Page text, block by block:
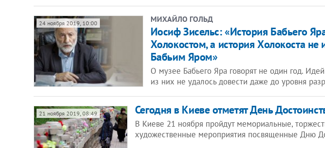
24 ноября 2019, 10:00 МИХАЙЛО ГОЛЬД
Иосиф Зисельс: «История Бабьего
Холокостом, а история Холокоста не
Бабьим Яром»
О музее Бабьего Яра говорят не один год.
из них не удалось довести даже до уровня
21 ноября 2019, 08:49 Сегодня в Киеве отметят День
В Киеве 21 ноября пройдут мемориальные,
художественные мероприятия посвященные Дню